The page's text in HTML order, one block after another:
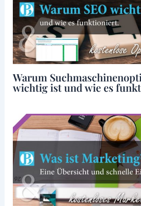
Warum
wichtig ist und wie es